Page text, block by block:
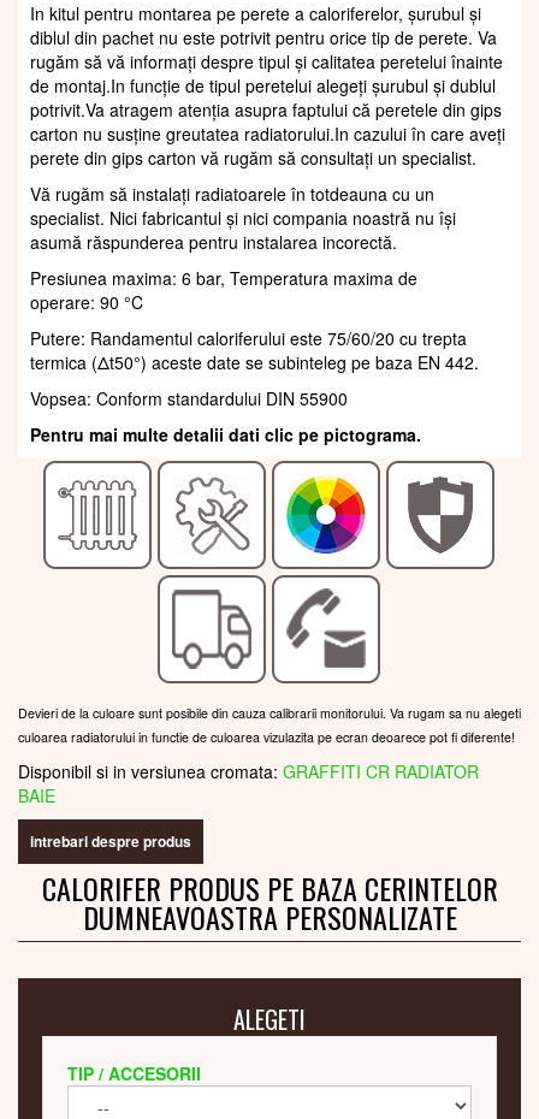
In kitul pentru montarea pe perete a caloriferelor, șurubul și
diblul din pachet nu este potrivit pentru orice tip de perete. Va
rugăm să vă informați despre tipul și calitatea peretelui înainte
de montaj.In funcție de tipul peretelui alegeți șurubul și dublul
potrivit.Va atragem atenția asupra faptului că peretele din gips
carton nu susține greutatea radiatorului.In cazului în care aveți
perete din gips carton vă rugăm să consultați un specialist.
Vă rugăm să instalați radiatoarele în totdeauna cu un
specialist. Nici fabricantul și nici compania noastră nu își
asumă răspunderea pentru instalarea incorectă.
Presiunea maxima: 6 bar, Temperatura maxima de
operare: 90 °C
Putere: Randamentul caloriferului este 75/60/20 cu trepta
termica (Δt50°) aceste date se subinteleg pe baza EN 442.
Vopsea: Conform standardului DIN 55900
Pentru mai multe detalii dati clic pe pictograma.
Devieri de la culoare sunt posibile din cauza calibrarii monitorului. Va rugam sa nu alegeti
culoarea radiatorului in functie de culoarea vizulazita pe ecran deoarece pot fi diferente!
Disponibil si in versiunea cromata: GRAFFITI CR RADIATOR
BAIE
intrebari despre produs
CALORIFER PRODUS PE BAZA CERINTELOR
DUMNEAVOASTRA PERSONALIZATE
ALEGETI
TIP / ACCESORII